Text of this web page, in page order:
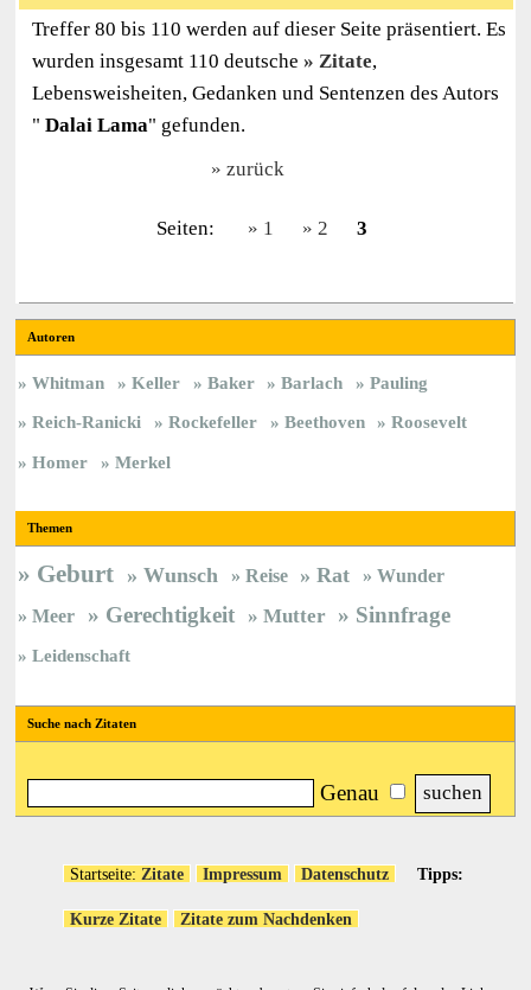
Treffer 80 bis 110 werden auf dieser Seite präsentiert. Es
wurden insgesamt 110 deutsche
Zitate,
Lebensweisheiten, Gedanken und Sentenzen des Autors
" Dalai Lama" gefunden.
zurück
Seiten: 1 2 3
Autoren
Whitman Keller Baker Barlach
Pauling
Reich-Ranicki
Rockefeller Beethoven
Roosevelt
Homer
Merkel
Themen
Geburt Wunsch Reise Rat
Wunder
Meer
Gerechtigkeit Mutter Sinnfrage
Leidenschaft
Suche nach Zitaten
Genau
Startseite: Zitate Impressum Datenschutz Tipps:
Kurze Zitate Zitate zum Nachdenken